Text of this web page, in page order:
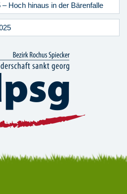
Hoch hinaus in der Bärenfalle